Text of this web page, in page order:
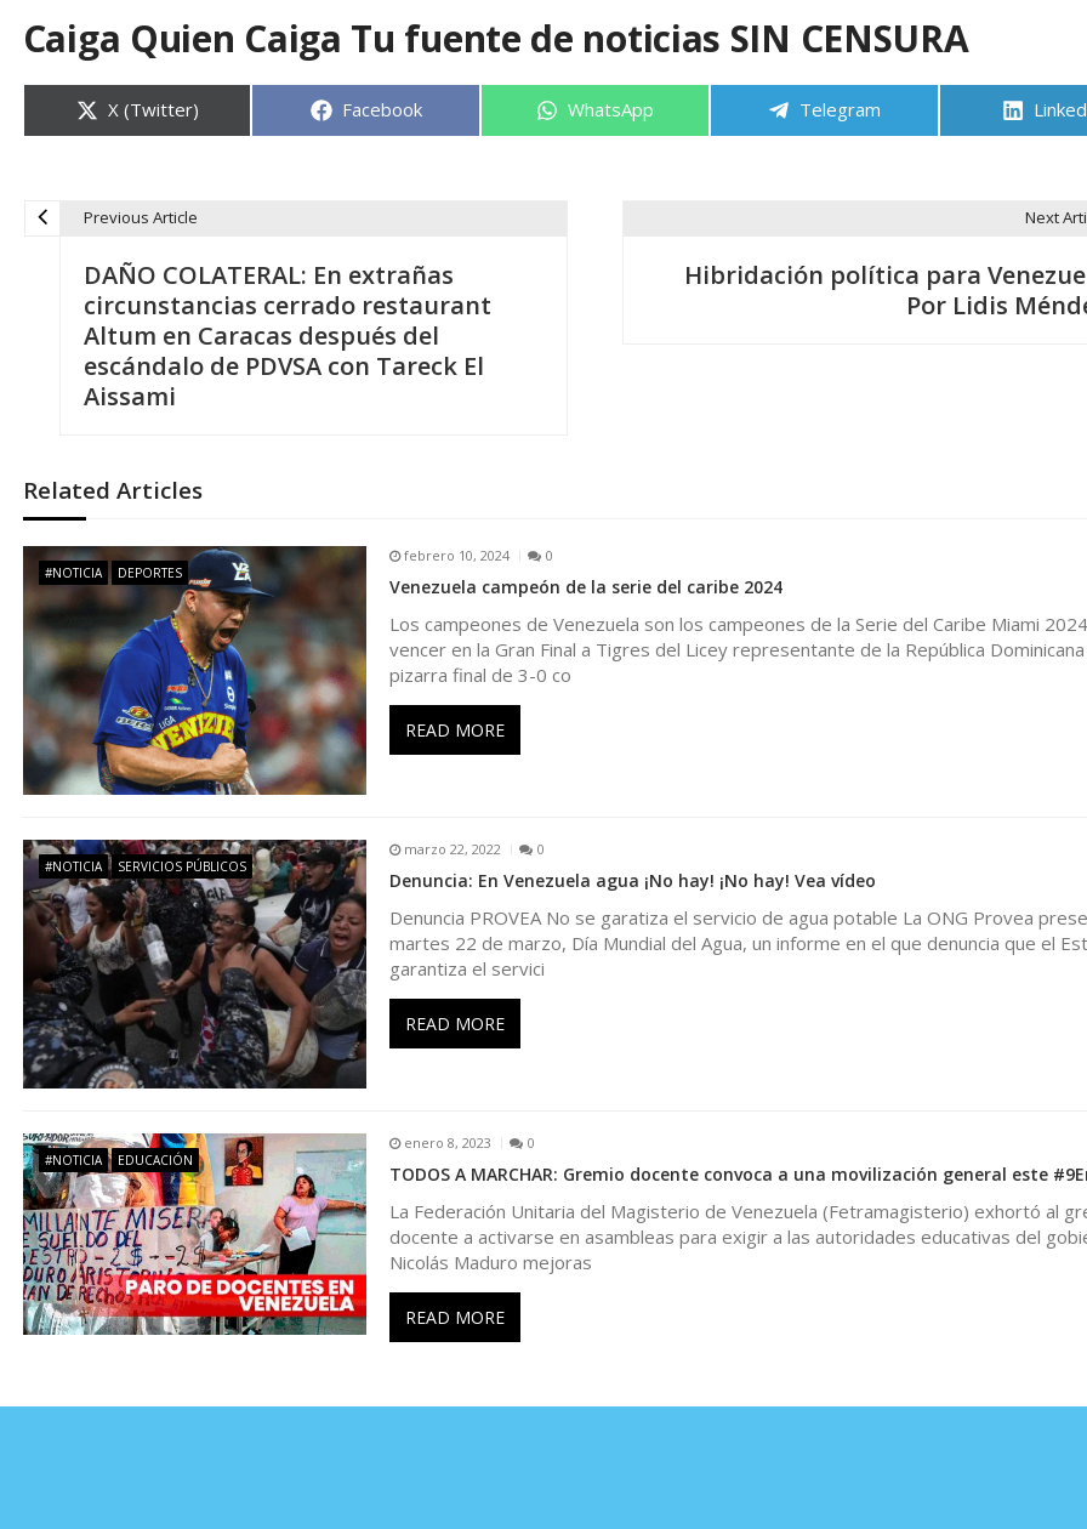
Caiga Quien Caiga Tu fuente de noticias SIN CENSURA
Compartir
en
X (Twitter) Compartir
Facebook Compartir
WhatsApp Compartir
Telegram
g
a
c
i
ó
n
d
e
e
n
t
r
a
d
a
s
Previous Article
DAÑO COLATERAL: En extrañas
circunstancias cerrado restaurant
Altum en Caracas después del
escándalo de PDVSA con Tareck El
Aissami
Next
Hibridación política para
Por Lidis
Related Articles
#NOTICIA DEPORTES
febrero 10, 2024 0
Venezuela campeón de la serie del caribe 2024
Los campeones de Venezuela son los campeones de la Serie del Caribe Miami
vencer en la Gran Final a Tigres del Licey representante de la República Dominicana
pizarra final de 3-0 co
READ MORE
#NOTICIA SERVICIOS PÚBLICOS
marzo 22, 2022 0
Denuncia: En Venezuela agua ¡No hay! ¡No hay! Vea vídeo
Denuncia PROVEA No se garatiza el servicio de agua potable La ONG Provea
martes 22 de marzo, Día Mundial del Agua, un informe en el que denuncia que el
garantiza el servici
READ MORE
#NOTICIA EDUCACIÓN
enero 8, 2023 0
TODOS A MARCHAR: Gremio docente convoca a una movilización general este
La Federación Unitaria del Magisterio de Venezuela (Fetramagisterio) exhortó al
docente a activarse en asambleas para exigir a las autoridades educativas del
Nicolás Maduro mejoras
READ MORE